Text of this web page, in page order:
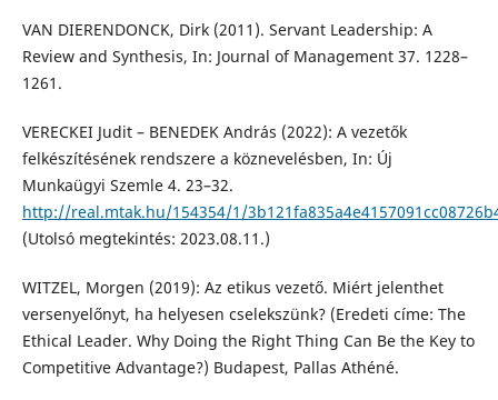
VAN DIERENDONCK, Dirk (2011). Servant Leadership: A
Review and Synthesis, In: Journal of Management 37. 1228–
1261.
VERECKEI Judit – BENEDEK András (2022): A vezetők
felkészítésének rendszere a köznevelésben, In: Új
Munkaügyi Szemle 4. 23–32.
http://real.mtak.hu/154354/1/
(Utolsó megtekintés: 2023.08.11.)
WITZEL, Morgen (2019): Az etikus vezető. Miért jelenthet
versenyelőnyt, ha helyesen cselekszünk? (Eredeti címe: The
Ethical Leader. Why Doing the Right Thing Can Be the Key to
Competitive Advantage?) Budapest, Pallas Athéné.